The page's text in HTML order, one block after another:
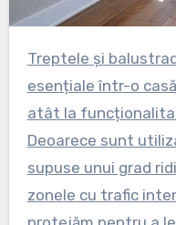
Treptele și balustradele reprezintă elemente
esențiale într-o
atât la
Deoarece sunt
supuse unui grad
zonele cu trafic